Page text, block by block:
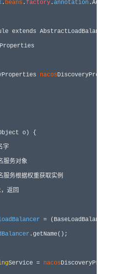
. beans .factory .annotation
extends
nacos
o) {
字
服务对象
服务根据权重获取实例
返回
loadBalancer =
.getName();
Service = nacos